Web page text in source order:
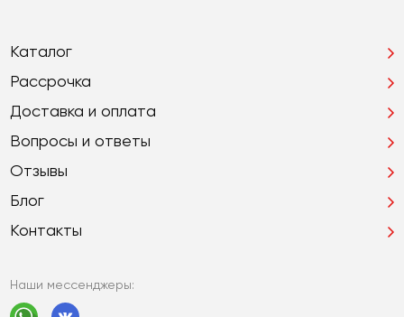
Каталог
Рассрочка
Доставка и оплата
Вопросы и ответы
Отзывы
Блог
Контакты
Наши мессенджеры: